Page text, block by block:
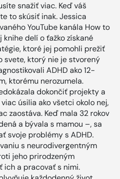
snažiť viac. Keď váš
to skúsiť inak. Jessica
YouTube kanála How to
delí o ťažko získané
ktoré jej pomohli prežiť
svete, ktorý nie je stvorený
ADHD ako 12-
ktorému nerozumela.
dokončiť projekty a
úsilia ako všetci okolo nej,
zaostáva. Keď mala 32 rokov
a bývala s mamou –, sa
svoje problémy s ADHD.
s neurodivergentným
jeho prirodzeným
ich a pracovať s nimi.